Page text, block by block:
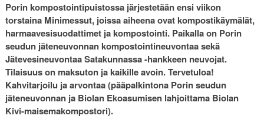
Porin kompostointipuistossa järjestetään ensi viikon
torstaina Minimessut, joissa aiheena ovat kompostikäymälät,
harmaavesisuodattimet ja kompostointi. Paikalla on Porin
seudun jäteneuvonnan kompostointineuvontaa sekä
Jätevesineuvontaa Satakunnassa -hankkeen neuvojat.
Tilaisuus on maksuton ja kaikille avoin. Tervetuloa!
Kahvitarjoilu ja arvontaa (pääpalkintona Porin seudun
jäteneuvonnan ja Biolan Ekoasumisen lahjoittama Biolan
Kivi-maisemakompostori).